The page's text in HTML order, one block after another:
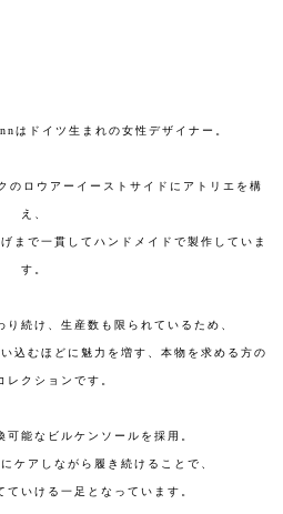
はドイツ生まれの女性デザイナー。
のロウアーイーストサイドにアトリエを構
え、
まで一貫してハンドメイドで製作していま
す。
続け、生産数も限られているため、
込むほどに魅力を増す、本物を求める方の
レクションです。
可能なビルケンソールを採用。
ケアしながら履き続けることで、
ていける一足となっています。